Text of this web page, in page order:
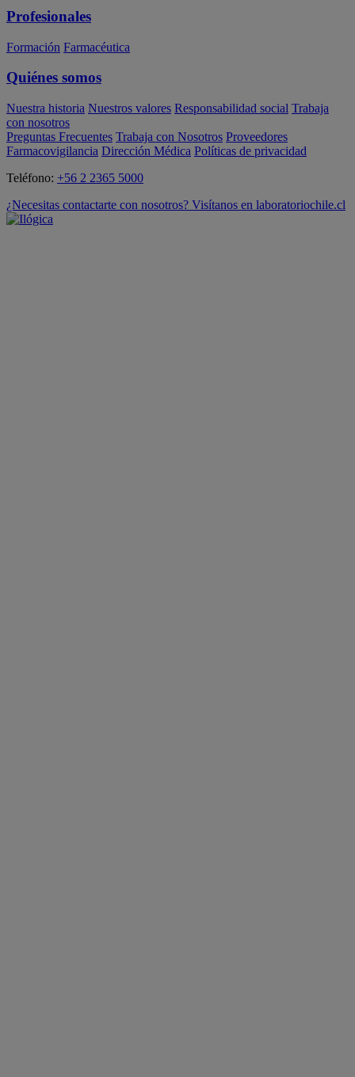
Profesionales
Formación Farmacéutica
Quiénes somos
Nuestra historia Nuestros valores Responsabilidad social Trabaja
con nosotros
Preguntas Frecuentes Trabaja con Nosotros Proveedores
Farmacovigilancia Dirección Médica Políticas de privacidad
Teléfono: +56 2 2365 5000
¿Necesitas contactarte con nosotros? Visítanos en laboratoriochile.cl